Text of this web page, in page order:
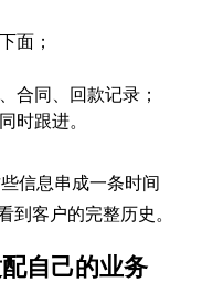
面；
合同、回款记录；
时跟进。
信息串成一条时间
客户的完整历史。
自己的业务